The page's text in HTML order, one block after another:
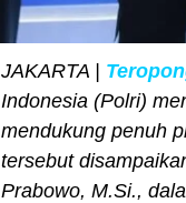
JAKARTA |
Indonesia (Polri)
mendukung penuh
tersebut
Prabowo, M.Si.,